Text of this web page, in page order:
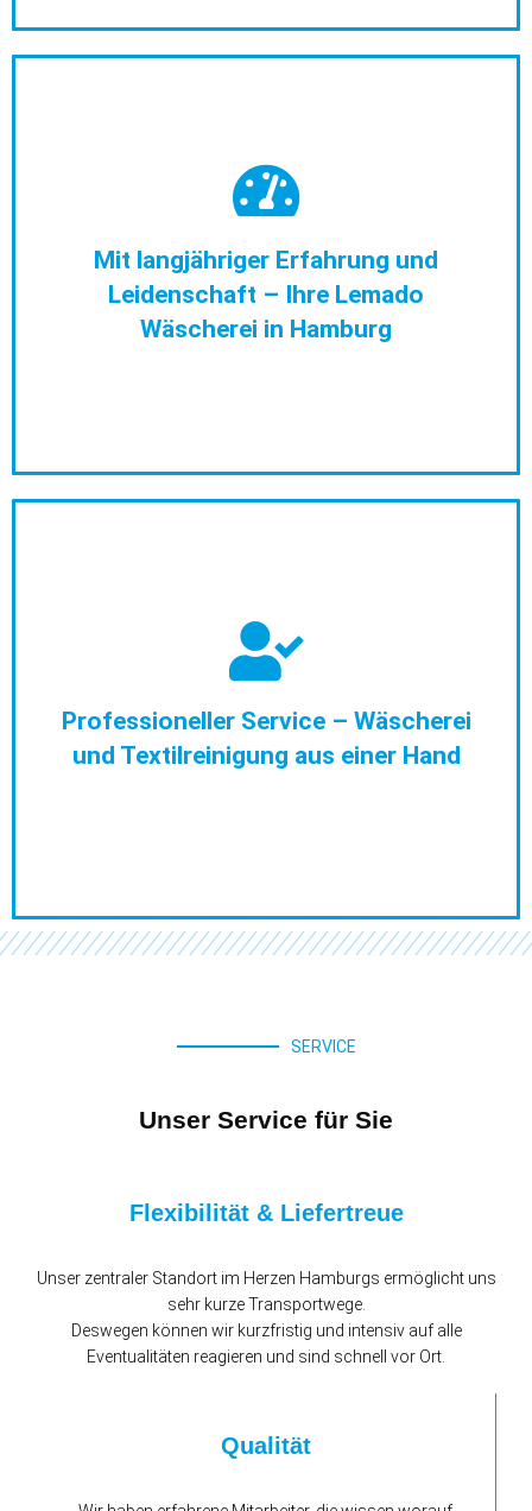
sind wir direkt vor Ort und bieten Ihnen eine schnelle und
kurzfristige Reinigung und Wäscheservices in ganz
Hamburg. Ganz gleich, ob Sie eine Reinigung in Hamburg-
Altona und Eppendorf oder eine Wäscherei in Barmbek,
Wandsbek, Hamm oder Horn suchen, unser Wäscherei-
und Reinigungsservice ist überall in Hamburg schnell zur
Stelle. Kontaktieren Sie uns jetzt – per E-Mail, Fax oder
Mit langjähriger Erfahrung und
Leidenschaft – Ihre Lemado
Wäscherei in Hamburg
Familienunternehmen mit langer Tradition seit 1925. Bei
uns stehen immer die Kunden im Mittelpunkt. Daher
dem Ziel, unseren Reinigungs- und Wäscheservice perfekt
auf die Kundenanforderungen abzustimmen.
Professioneller Service – Wäscherei
und Textilreinigung aus einer Hand
von der Bettwäsche / Tischwäsche bis zum
SERVICE
Unser Service für Sie
Flexibilität & Liefertreue
Unser zentraler Standort im Herzen Hamburgs ermöglicht uns
sehr kurze Transportwege.
Deswegen können wir kurzfristig und intensiv auf alle
Eventualitäten reagieren und sind schnell vor Ort.
Qualität